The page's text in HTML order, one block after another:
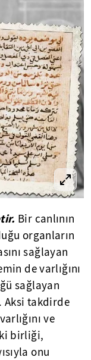
Bir canlının
organların
sağlayan
de varlığını
sağlayan
Aksi takdirde
ve
birliği,
onu